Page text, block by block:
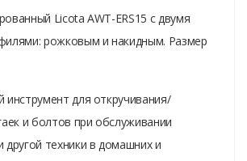
Licota AWT-ERS15 с двумя
рожковым и накидным. Размер
инструмент для откручивания/
и болтов при обслуживании
техники в домашних и